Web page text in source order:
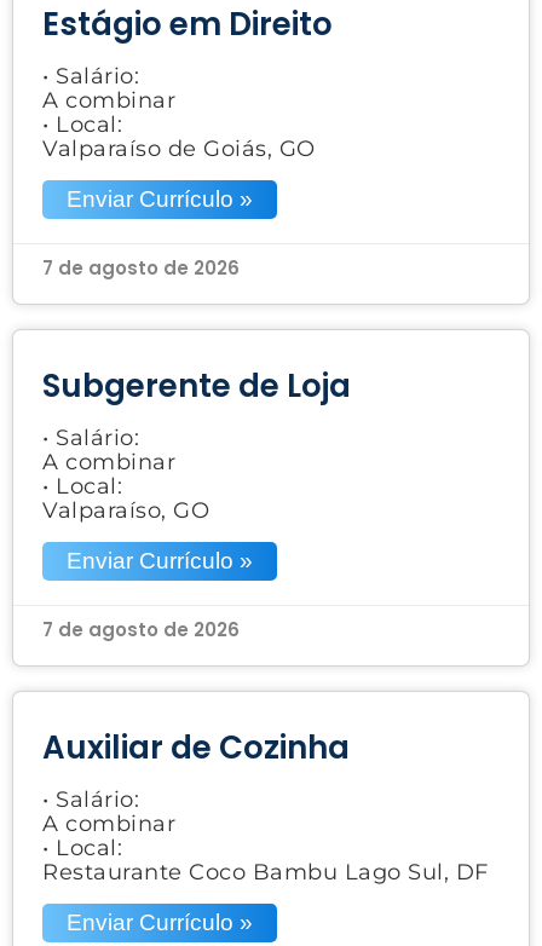
Estágio em Direito
• Salário:
A combinar
• Local:
Valparaíso de Goiás, GO
Enviar Currículo »
7 de agosto de 2026
Subgerente de Loja
• Salário:
A combinar
• Local:
Valparaíso, GO
Enviar Currículo »
7 de agosto de 2026
Auxiliar de Cozinha
• Salário:
A combinar
• Local:
Restaurante Coco Bambu Lago Sul, DF
Enviar Currículo »